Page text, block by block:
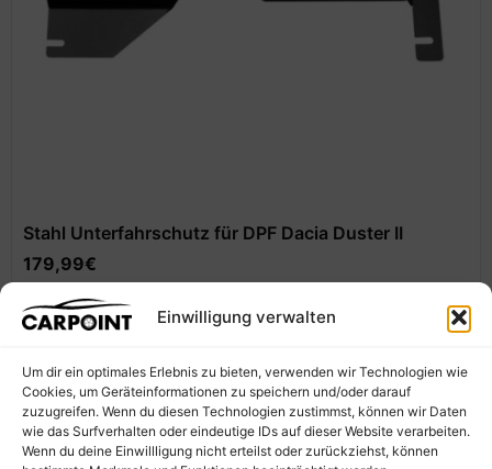
Einwilligung verwalten
Um dir ein optimales Erlebnis zu bieten, verwenden wir Technologien wie
Cookies, um Geräteinformationen zu speichern und/oder darauf
zuzugreifen. Wenn du diesen Technologien zustimmst, können wir Daten
wie das Surfverhalten oder eindeutige IDs auf dieser Website verarbeiten.
Wenn du deine Einwillligung nicht erteilst oder zurückziehst, können
Stahl Unterfahrschutz für DPF Dacia Duster II
179,99€
In den Warenkorb